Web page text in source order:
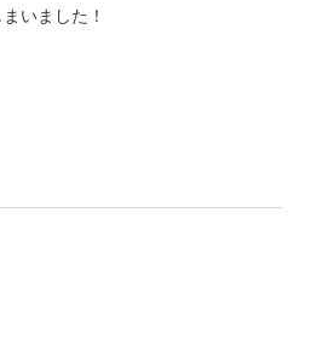
いました！